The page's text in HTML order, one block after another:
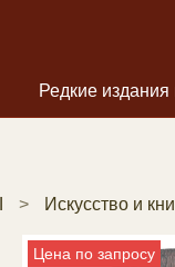
Редкие
Искусство и
Цена по запросу